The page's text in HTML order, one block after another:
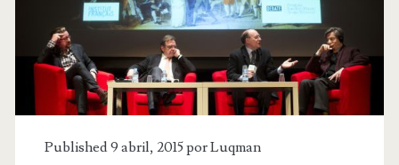
Published 9 abril, 2015 porLuqman